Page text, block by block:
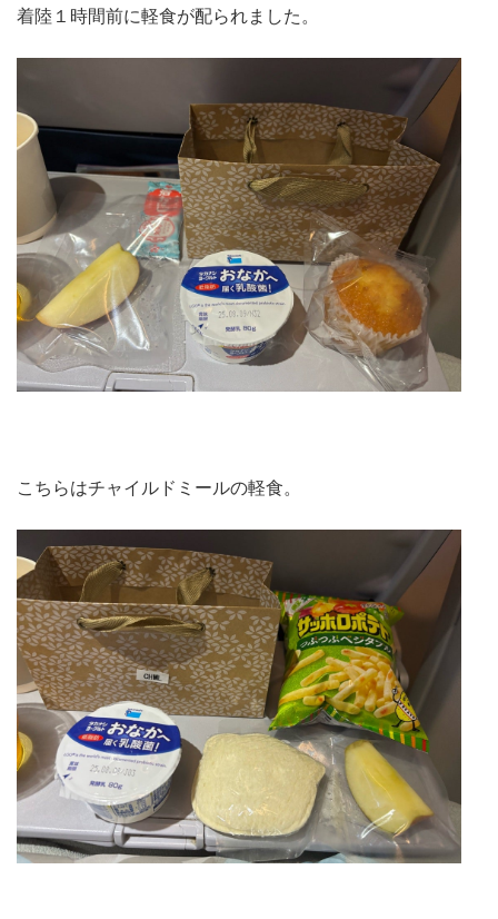
着陸１時間前に軽食が配られました。
こちらはチャイルドミールの軽食。